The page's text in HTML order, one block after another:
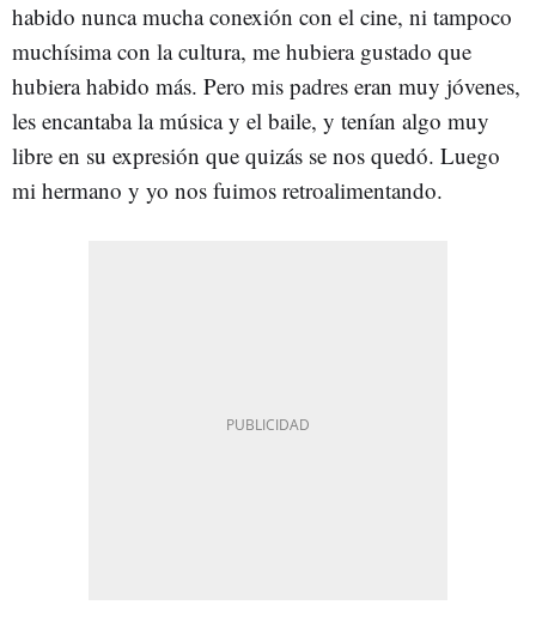
habido nunca mucha conexión con el cine, ni tampoco
muchísima con la cultura, me hubiera gustado que
hubiera habido más. Pero mis padres eran muy jóvenes,
les encantaba la música y el baile, y tenían algo muy
libre en su expresión que quizás se nos quedó. Luego
mi hermano y yo nos fuimos retroalimentando.